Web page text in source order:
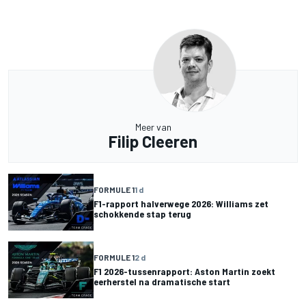
Meer van
Filip Cleeren
FORMULE 11 d
F1-rapport halverwege 2026: Williams zet
schokkende stap terug
FORMULE 12 d
F1 2026-tussenrapport: Aston Martin zoekt
eerherstel na dramatische start